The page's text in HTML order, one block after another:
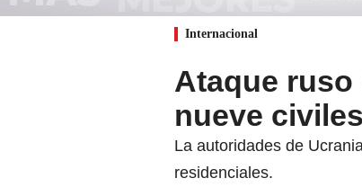
Internacional
Ataque
nueve
La autoridades de
residenciales.